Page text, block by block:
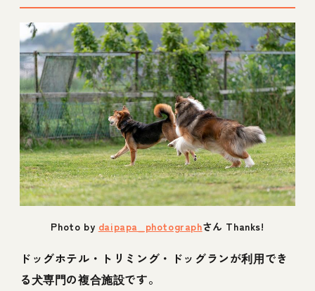
Photo by daipapa_photographさん Thanks!
ドッグホテル・トリミング・ドッグランが利用でき
る犬専門の複合施設です。